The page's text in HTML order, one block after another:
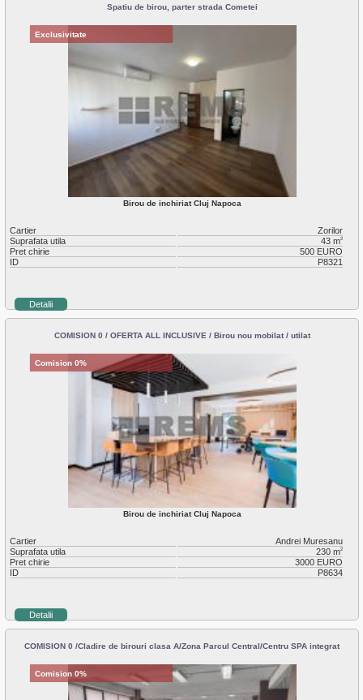
Sannicoara
Spatiu de birou, parter strada Cometei
Exclusivitate
Birou de inchiriat Cluj Napoca
Cartier
Zorilor
Suprafata utila
43 m2
Pret chirie
500 EURO
ID
P8321
Detalii
COMISION 0 / OFERTA ALL INCLUSIVE / Birou nou mobilat / utilat
Comision 0%
Birou de inchiriat Cluj Napoca
Cartier
Andrei Muresanu
Suprafata utila
230 m2
Pret chirie
3000 EURO
ID
P8634
Detalii
COMISION 0 /Cladire de birouri clasa A/Zona Parcul Central/Centru SPA integrat
Comision 0%